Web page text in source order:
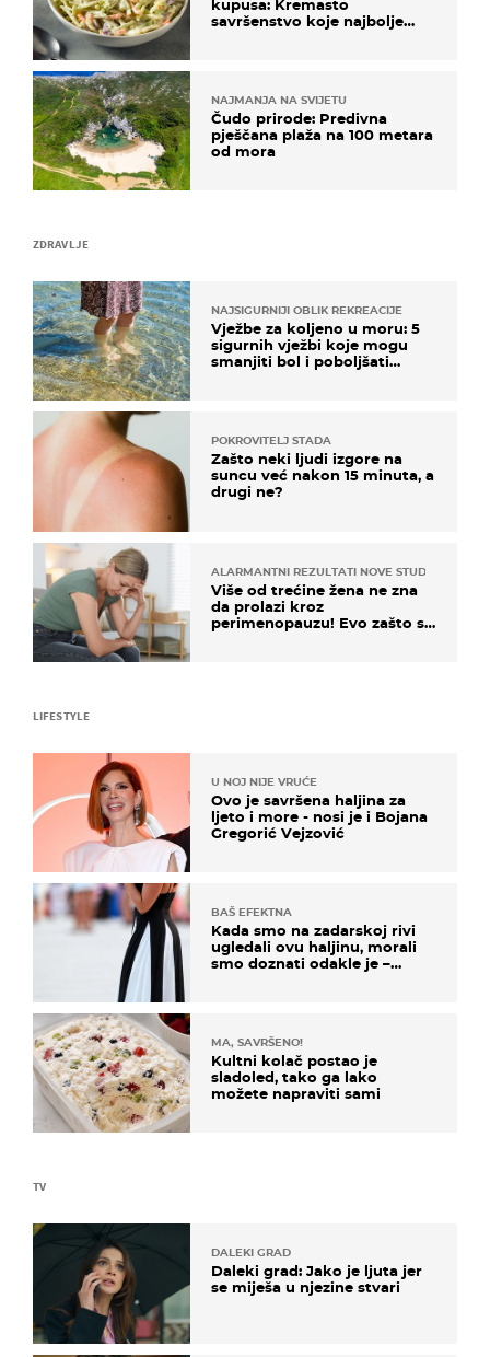
ZDRAVLJE
NAJSIGURNIJI OBLIK REKREACIJE
Vježbe za koljeno u moru: 5
sigurnih vježbi koje mogu
smanjiti bol i poboljšati
POKROVITELJ STADA
Zašto neki ljudi izgore na
suncu već nakon 15 minuta, a
drugi ne?
ALARMANTNI REZULTATI NOVE STUDIJE
Više od trećine žena ne zna
da prolazi kroz
perimenopauzu! Evo zašto su
TV
DALEKI GRAD
Daleki grad: Jako je ljuta jer
se miješa u njezine stvari
kupusa: Kremasto
savršenstvo koje najbolje
NAJMANJA NA SVIJETU
Čudo prirode: Predivna
pješčana plaža na 100 metara
od mora
LIFESTYLE
U NOJ NIJE VRUĆE
Ovo je savršena haljina za
ljeto i more - nosi je i Bojana
Gregorić Vejzović
BAŠ EFEKTNA
Kada smo na zadarskoj rivi
ugledali ovu haljinu, morali
smo doznati odakle je –
MA, SAVRŠENO!
Kultni kolač postao je
sladoled, tako ga lako
možete napraviti sami